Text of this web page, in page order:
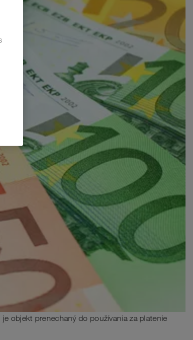
objekt prenechaný do používania za platenie